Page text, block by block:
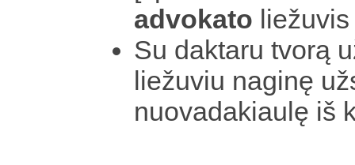
advokato
Su daktaru tvorą
liežuviu naginę
nuovadakiaulę iš